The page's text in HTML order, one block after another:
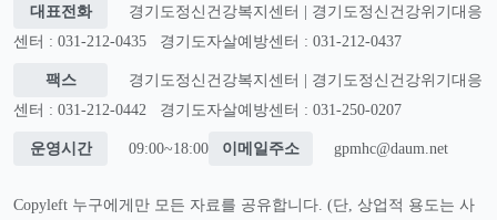
대표전화
경기도정신건강복지센터 | 경기도정신건강위기대응
센터 : 031-212-0435
경기도자살예방센터 : 031-212-0437
팩스
경기도정신건강복지센터 | 경기도정신건강위기대응
센터 : 031-212-0442
경기도자살예방센터 : 031-250-0207
운영시간 09:00~18:00 이메일주소 gpmhc@daum.net
Copyleft 누구에게만 모든 자료를 공유합니다. (단, 상업적 용도는 사